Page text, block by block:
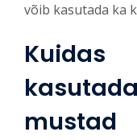
võib kasutada ka
Kuidas
mustad